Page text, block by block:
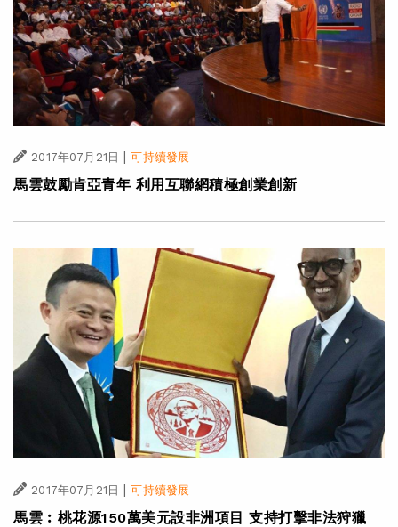
2017年07月21日 可持續發展
馬雲鼓勵肯亞青年 利用互聯網積極創業創新
2017年07月21日 | 可持續發展
馬雲︰桃花源150萬美元設非洲項目 支持打擊非法狩獵